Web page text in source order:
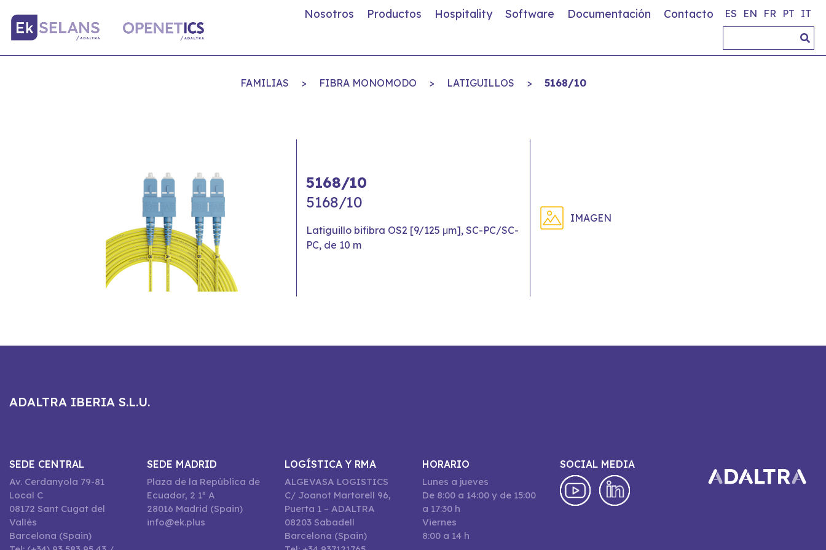
Nosotros Productos Hospitality Software Documentación Contacto ES EN FR PT IT
FAMILIAS > FIBRA MONOMODO > LATIGUILLOS > 5168/10
5168/10
5168/10
Latiguillo bifibra OS2 [9/125 μm], SC-PC/SC-
PC, de 10 m
IMAGEN
ADALTRA IBERIA S.L.U.
SEDE CENTRAL
Av. Cerdanyola 79-81
Local C
08172 Sant Cugat del
Vallès
Barcelona (Spain)
SEDE MADRID
Plaza de la República de
Ecuador, 2 1º A
28016 Madrid (Spain)
info@ek.plus
LOGÍSTICA Y RMA
ALGEVASA LOGISTICS
C/ Joanot Martorell 96,
Puerta 1 – ADALTRA
08203 Sabadell
Barcelona (Spain)
HORARIO
Lunes a jueves
De 8:00 a 14:00 y de 15:00
a 17:30 h
Viernes
8:00 a 14 h
SOCIAL MEDIA